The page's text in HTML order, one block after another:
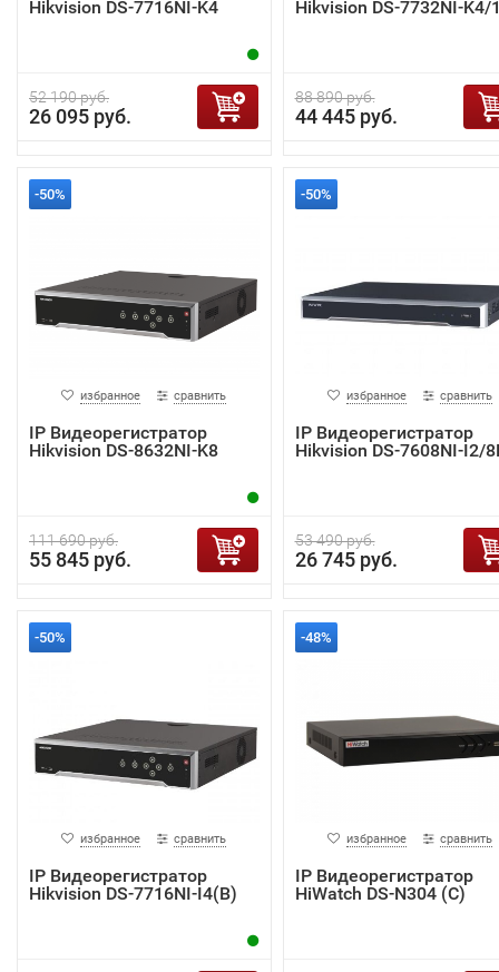
Hikvision DS-7716NI-K4
52 190 руб.
26 095 руб.
Hikvision DS-7732NI-K4/
88 890 руб.
44 445 руб.
-50%
избранное сравнить
IP Видеорегистратор
Hikvision DS-8632NI-K8
111 690 руб.
55 845 руб.
-50%
избранное сравнить
IP Видеорегистратор
Hikvision DS-7608NI-I2/
53 490 руб.
26 745 руб.
-50%
избранное сравнить
IP Видеорегистратор
Hikvision DS-7716NI-I4(B)
-48%
избранное сравнить
IP Видеорегистратор
HiWatch DS-N304 (C)